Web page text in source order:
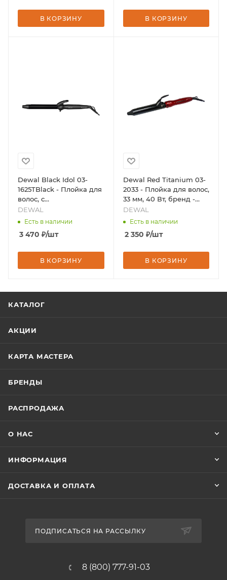
В КОРЗИНУ В КОРЗИНУ
Dewal Black Idol 03-
1625TBlack - Плойка для
волос, с
терморегулятором, 25
мм, 48 Вт, бренд -
DEWAL
Есть в наличии
3 470 ₽/шт
В КОРЗИНУ
Dewal Red Titanium 03-
2033 - Плойка для волос,
33 мм, 40 Вт, бренд -
DEWAL
DEWAL
Есть в наличии
2 350 ₽/шт
В КОРЗИНУ
КАТАЛОГ
АКЦИИ
КАРТА МАСТЕРА
БРЕНДЫ
РАСПРОДАЖА
О НАС
ИНФОРМАЦИЯ
ДОСТАВКА И ОПЛАТА
ПОДПИСАТЬСЯ НА РАССЫЛКУ
8 (800) 777-91-03